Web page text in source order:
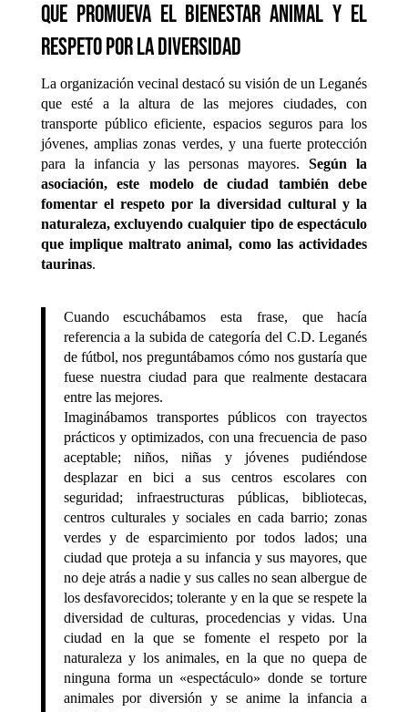
que promueva el bienestar animal y el
respeto por la diversidad
La organización vecinal destacó su visión de un Leganés
que esté a la altura de las mejores ciudades, con
transporte público eficiente, espacios seguros para los
jóvenes, amplias zonas verdes, y una fuerte protección
para la infancia y las personas mayores.Según la
asociación, este modelo de ciudad también debe
fomentar el respeto por la diversidad cultural y la
naturaleza, excluyendo cualquier tipo de espectáculo
que implique maltrato animal, como las actividades
taurinas.
Cuando escuchábamos esta frase, que hacía
referencia a la subida de categoría del C.D. Leganés
de fútbol, nos preguntábamos cómo nos gustaría que
fuese nuestra ciudad para que realmente destacara
entre las mejores.
Imaginábamos transportes públicos con trayectos
prácticos y optimizados, con una frecuencia de paso
aceptable; niños, niñas y jóvenes pudiéndose
desplazar en bici a sus centros escolares con
seguridad; infraestructuras públicas, bibliotecas,
centros culturales y sociales en cada barrio; zonas
verdes y de esparcimiento por todos lados; una
ciudad que proteja a su infancia y sus mayores, que
no deje atrás a nadie y sus calles no sean albergue de
los desfavorecidos; tolerante y en la que se respete la
diversidad de culturas, procedencias y vidas. Una
ciudad en la que se fomente el respeto por la
naturaleza y los animales, en la que no quepa de
ninguna forma un «espectáculo» donde se torture
animales por diversión y se anime la infancia a